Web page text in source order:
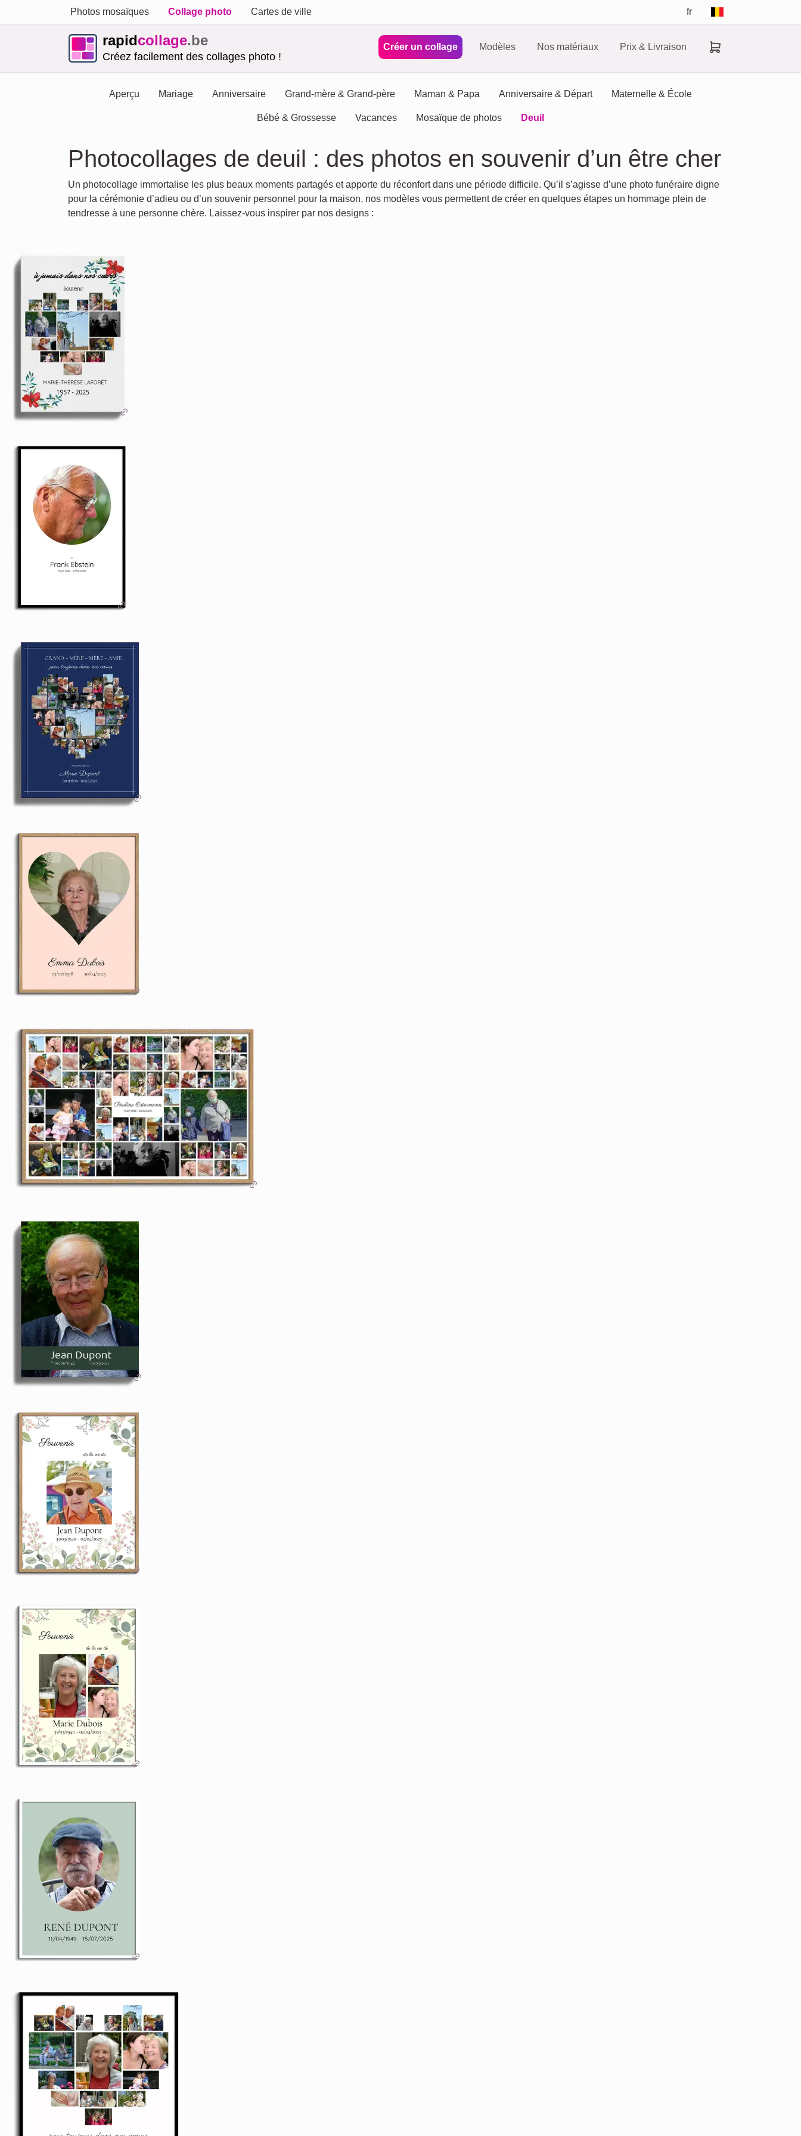
Photos mosaïques Collage photo Cartes de ville fr
rapidcollage.be
Créez facilement des collages photo !
Créer un collage Modèles Nos matériaux Prix & Livraison
Aperçu Mariage Anniversaire Grand-mère & Grand-père Maman & Papa Anniversaire & Départ Maternelle & École
Bébé & Grossesse Vacances Mosaïque de photos Deuil
Photocollages de deuil : des photos en souvenir d’un être cher
Un photocollage immortalise les plus beaux moments partagés et apporte du réconfort dans une période difficile. Qu’il s’agisse d’une photo funéraire digne
pour la cérémonie d’adieu ou d’un souvenir personnel pour la maison, nos modèles vous permettent de créer en quelques étapes un hommage plein de
tendresse à une personne chère. Laissez-vous inspirer par nos designs :